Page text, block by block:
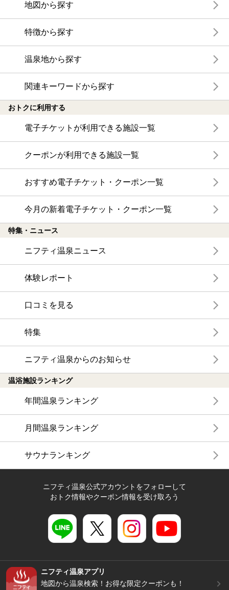
地図から探す
特徴から探す
温泉地から探す
関連キーワードから探す
おトクに利用する
電子チケットが利用できる施設一覧
クーポンが利用できる施設一覧
おすすめ電子チケット・クーポン一覧
今月の新着電子チケット・クーポン一覧
特集・ニュース
ニフティ温泉ニュース
体験レポート
口コミを見る
特集
ニフティ温泉からのお知らせ
温浴施設ランキング
年間温泉ランキング
月間温泉ランキング
サウナランキング
ニフティ温泉公式アカウントをフォローして
おトク情報やクーポン情報を受け取ろう
ニフティ温泉アプリ
地図から温泉検索！お得な限定クーポンも！